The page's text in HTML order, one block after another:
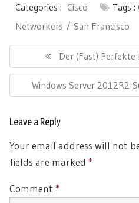
Categories : Cisco Tags :
Networkers
San Francisco
navigation
Previous
Post:
Der (fast) Perfekte
Next
Post:
Windows Server 2012R2-
Leave a Reply
Your email address will not
fields are marked *
Comment *